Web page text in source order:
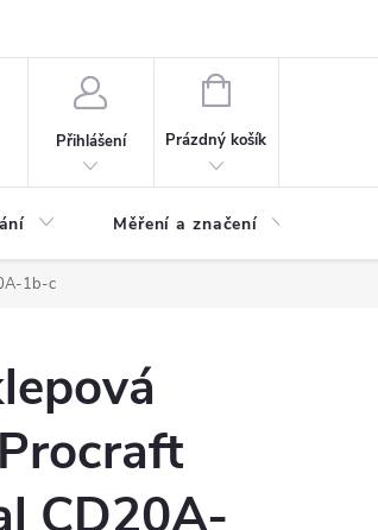
Přihlášení
NÁKUPNÍ
Prázdný košík
Měření a značení
1b-c
CD20A-